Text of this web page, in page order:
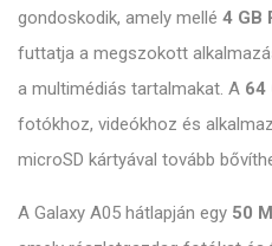
gondoskodik, amely mellé 4 GB
futtatja a megszokott
a multimédiás tartalmakat. A 64
fotókhoz, videókhoz és
microSD kártyával tovább
A Galaxy A05 hátlapján egy 50